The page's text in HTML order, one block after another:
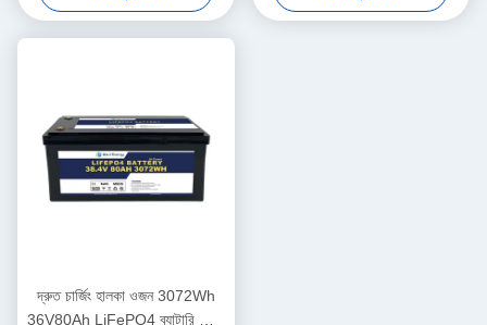
দ্রুত চার্জিং হালকা ওজন 3072Wh
36V80Ah LiFePO4 ব্যাটারি নৌকা